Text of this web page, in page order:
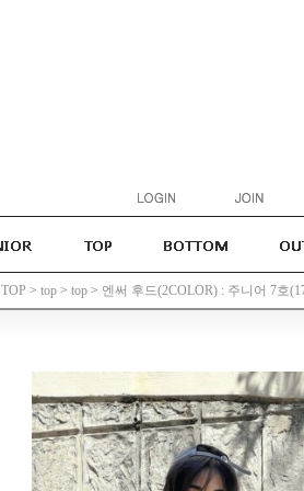
TOP > top > top > 엔써 후드(2COLOR) : 주니어 7호